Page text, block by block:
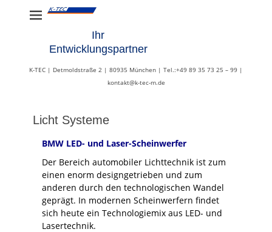
Ihr
Entwicklungspartner
K-TEC | Detmoldstraße 2 | 80935 München | Tel.:+49 89 35 73 25 – 99 |
kontakt@k-tec-m.de
Licht Systeme
BMW LED- und Laser-Scheinwerfer
Der Bereich automobiler Lichttechnik ist zum
einen enorm designgetrieben und zum
anderen durch den technologischen Wandel
geprägt. In modernen Scheinwerfern findet
sich heute ein Technologiemix aus LED- und
Lasertechnik.